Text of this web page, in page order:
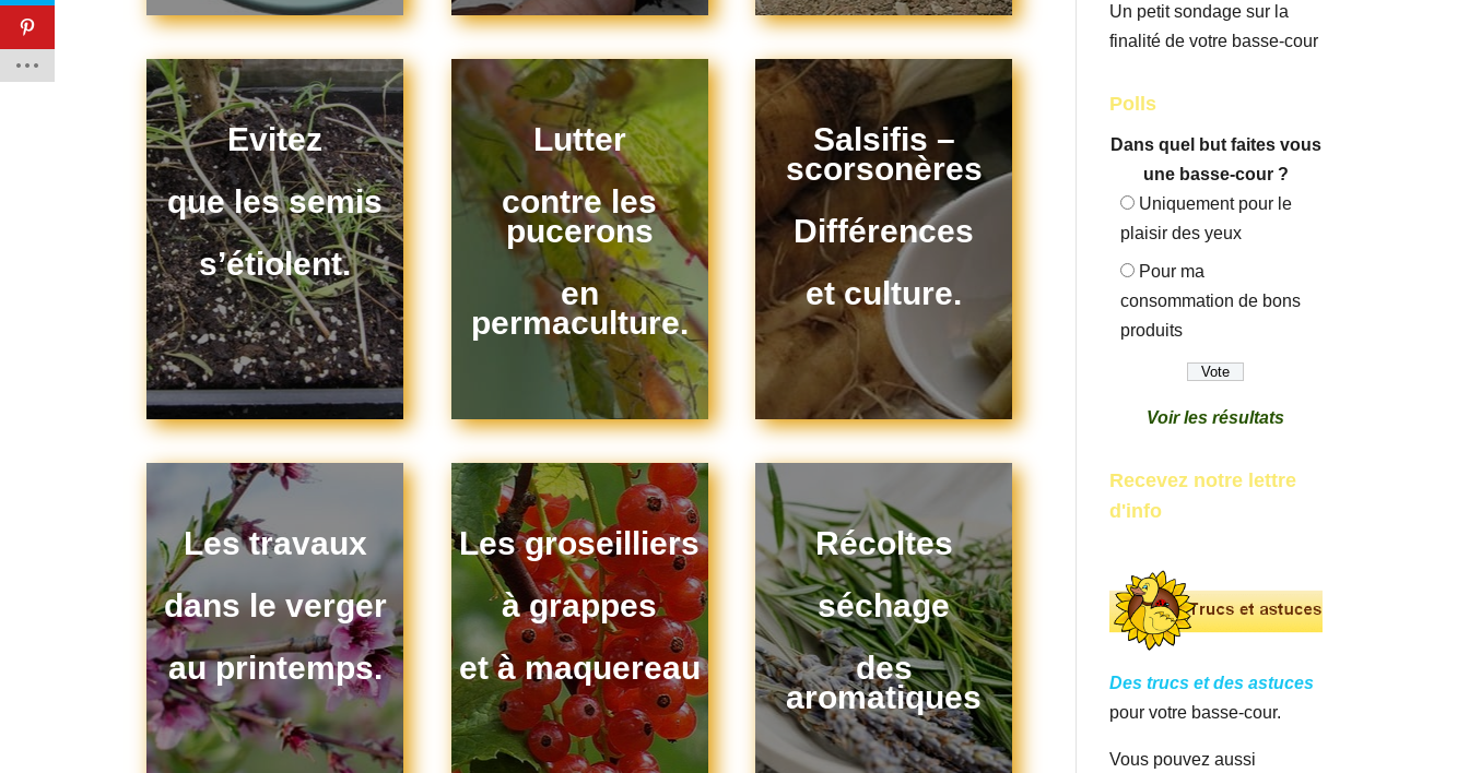
Evitez
que les semis
s’étiolent.
Lutter
contre les
pucerons
en
permaculture.
Salsifis –
scorsonères
Différences
et culture.
Les travaux
dans le verger
au printemps.
Les groseilliers
à grappes
et à maquereau
Récoltes
séchage
des
aromatiques
Un petit sondage sur la
finalité de votre basse-cour
Polls
Dans quel but faites vous
une basse-cour ?
Uniquement pour le
plaisir des yeux
Pour ma
consommation de bons
produits
Voir les résultats
Recevez notre lettre
d'info
Des trucs et des astuces
pour votre basse-cour.
Vous pouvez aussi